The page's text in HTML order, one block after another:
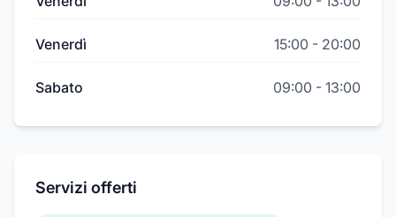
Venerdì 15:00 - 20:00
Sabato 09:00 - 13:00
Servizi offerti